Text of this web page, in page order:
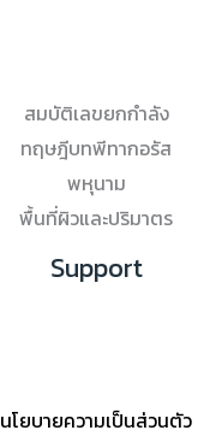
สมบัติเลขยกกำลัง
ทฤษฎีบทพีทากอรัส
พหุนาม
พื้นที่ผิวและปริมาตร
Support
นโยบายความเป็นส่วนตัว